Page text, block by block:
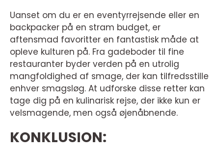
Uanset om du er en eventyrrejsende eller en
backpacker på en stram budget, er
aftensmad favoritter en fantastisk måde at
opleve kulturen på. Fra gadeboder til fine
restauranter byder verden på en utrolig
mangfoldighed af smage, der kan tilfredsstille
enhver smagsløg. At udforske disse retter kan
tage dig på en kulinarisk rejse, der ikke kun er
velsmagende, men også øjenåbnende.
KONKLUSION: